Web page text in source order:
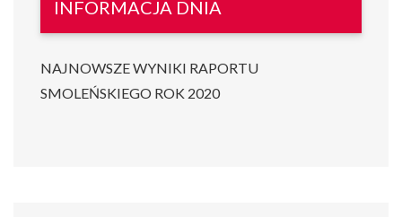
INFORMACJA DNIA
NAJNOWSZE WYNIKI RAPORTU
SMOLEŃSKIEGO ROK 2020